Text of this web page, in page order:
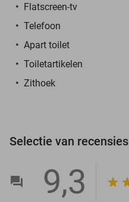
Flatscreen-tv
Telefoon
Apart toilet
Toiletartikelen
Zithoek
Selectie van recensies
9,3